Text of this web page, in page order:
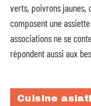
verts, poivrons jaunes,
composent une
associations ne se
répondent aussi aux
Cuisine